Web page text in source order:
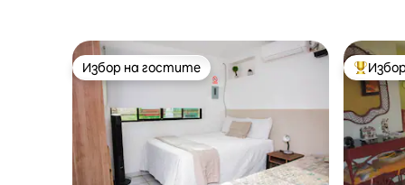
Избор на гостите
Избор на гостите Най-